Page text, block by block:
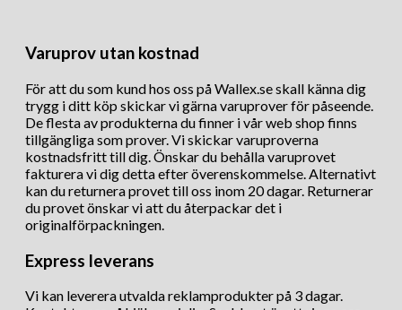
Varuprov utan kostnad
För att du som kund hos oss på Wallex.se skall känna dig
trygg i ditt köp skickar vi gärna varuprover för påseende.
De flesta av produkterna du finner i vår web shop finns
tillgängliga som prover. Vi skickar varuproverna
kostnadsfritt till dig. Önskar du behålla varuprovet
fakturera vi dig detta efter överenskommelse. Alternativt
kan du returnera provet till oss inom 20 dagar. Returnerar
du provet önskar vi att du återpackar det i
originalförpackningen.
Express leverans
Vi kan leverera utvalda reklamprodukter på 3 dagar.